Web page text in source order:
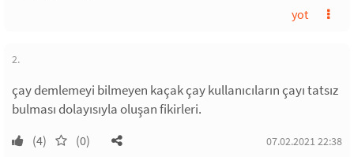
yot
2.
çay demlemeyi bilmeyen kaçak çay kullanıcıların çayı tatsız
bulması dolayısıyla oluşan fikirleri.
(4) (0) 07.02.2021 22:38